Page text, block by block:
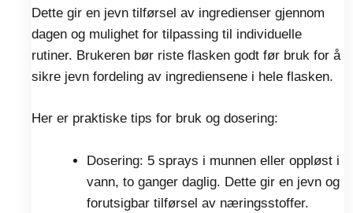
Dette gir en jevn tilførsel av ingredienser gjennom
dagen og mulighet for tilpassing til individuelle
rutiner. Brukeren bør riste flasken godt før bruk for å
sikre jevn fordeling av ingrediensene i hele flasken.
Her er praktiske tips for bruk og dosering:
Dosering: 5 sprays i munnen eller oppløst i
vann, to ganger daglig. Dette gir en jevn og
forutsigbar tilførsel av næringsstoffer.